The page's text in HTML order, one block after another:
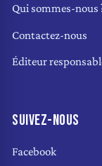
Qui sommes-nous
Contactez-nous
Éditeur
SUIVEZ-NOUS
Facebook